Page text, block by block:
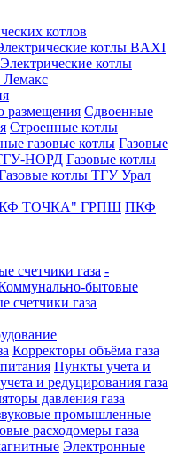
котлов
котлы BAXI
Электрические котлы
Лемакс
размещения Сдвоенные
Строенные котлы
газовые котлы Газовые
НОРД Газовые котлы
котлы ТГУ Урал
ТОЧКА" ГРПШ ПКФ
счетчики газа -
бытовые
газа
Корректоры объёма газа
Пункты учета и
и редуцирования газа
давления газа
промышленные
расходомеры газа
Электронные